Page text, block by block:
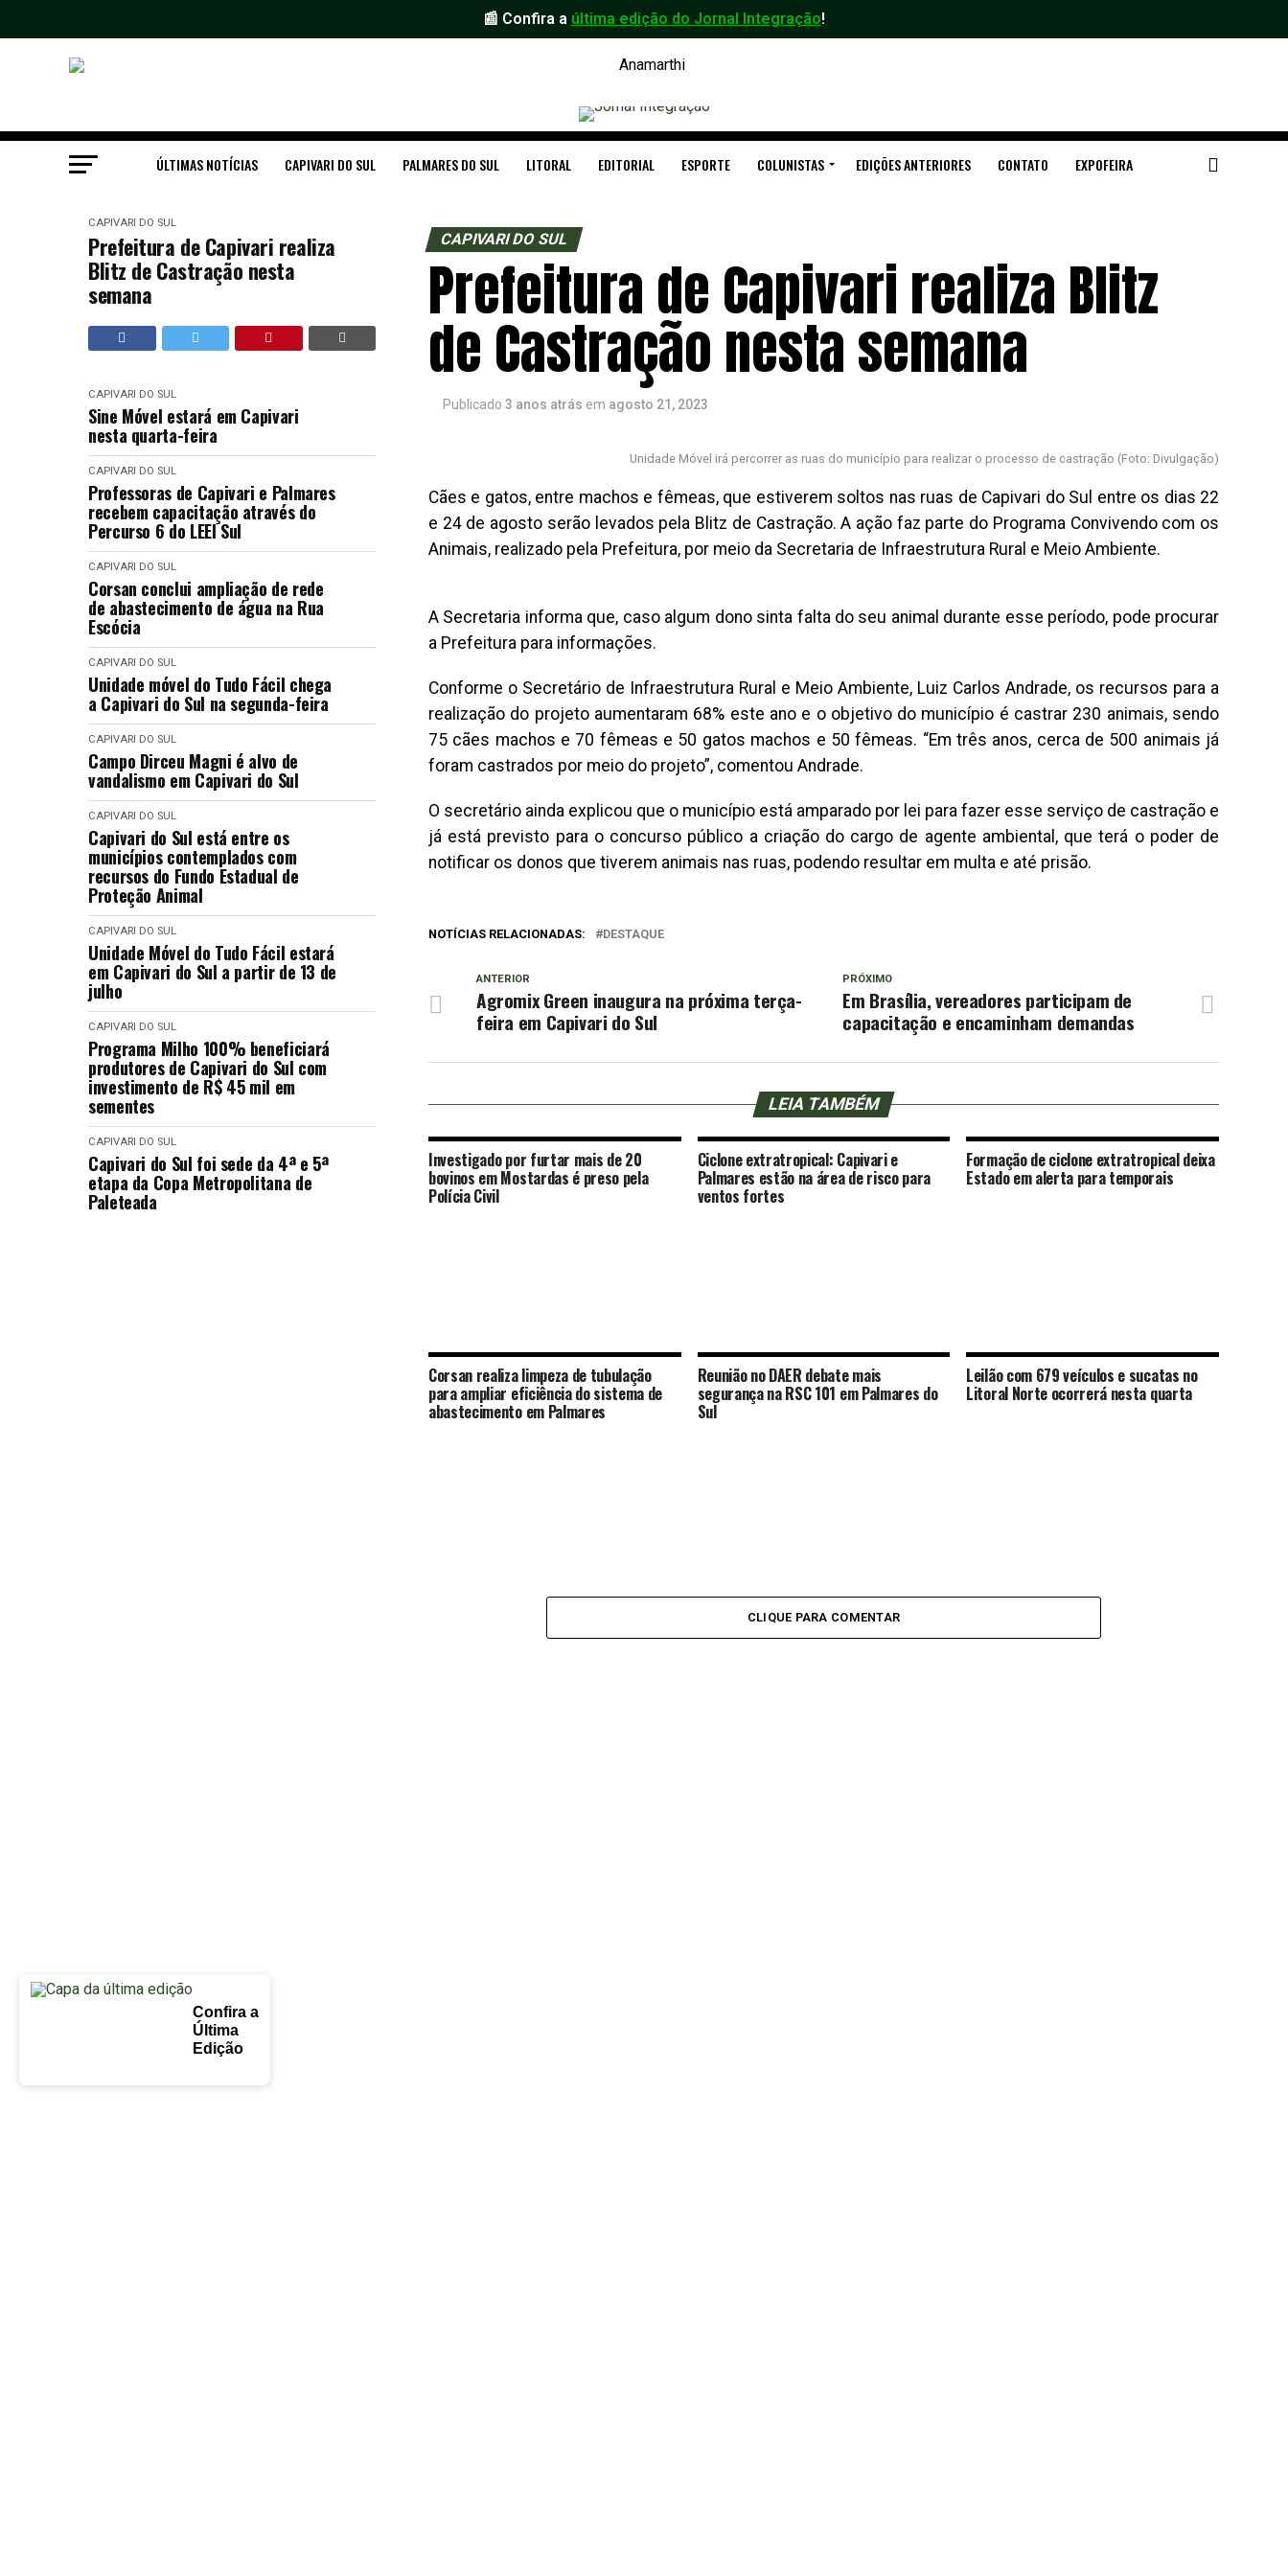
📰 Confira a última edição do Jornal Integração!
ÚLTIMAS NOTÍCIAS CAPIVARI DO SUL PALMARES DO SUL LITORAL EDITORIAL ESPORTE COLUNISTAS EDIÇÕES ANTERIORES CONTATO EXPOFEIRA
CAPIVARI DO SUL
Prefeitura de Capivari realiza
Blitz de Castração nesta
semana
CAPIVARI DO SUL
Sine Móvel estará em Capivari
nesta quarta-feira
CAPIVARI DO SUL
Professoras de Capivari e Palmares
recebem capacitação através do
Percurso 6 do LEEI Sul
CAPIVARI DO SUL
Corsan conclui ampliação de rede
de abastecimento de água na Rua
Escócia
CAPIVARI DO SUL
Unidade móvel do Tudo Fácil chega
a Capivari do Sul na segunda-feira
CAPIVARI DO SUL
Campo Dirceu Magni é alvo de
vandalismo em Capivari do Sul
CAPIVARI DO SUL
Capivari do Sul está entre os
municípios contemplados com
recursos do Fundo Estadual de
Proteção Animal
CAPIVARI DO SUL
Unidade Móvel do Tudo Fácil estará
em Capivari do Sul a partir de 13 de
julho
CAPIVARI DO SUL
Programa Milho 100% beneficiará
produtores de Capivari do Sul com
investimento de R$ 45 mil em
sementes
CAPIVARI DO SUL
Capivari do Sul foi sede da 4ª e 5ª
etapa da Copa Metropolitana de
Paleteada
CAPIVARI DO SUL
Prefeitura de Capivari realiza Blitz
de Castração nesta semana
Publicado 3 anos atrás em agosto 21, 2023
Unidade Móvel irá percorrer as ruas do município para realizar o processo de castração (Foto: Divulgação)
Cães e gatos, entre machos e fêmeas, que estiverem soltos nas ruas de Capivari do Sul entre os dias 22
e 24 de agosto serão levados pela Blitz de Castração. A ação faz parte do Programa Convivendo com os
Animais, realizado pela Prefeitura, por meio da Secretaria de Infraestrutura Rural e Meio Ambiente.
A Secretaria informa que, caso algum dono sinta falta do seu animal durante esse período, pode procurar
a Prefeitura para informações.
Conforme o Secretário de Infraestrutura Rural e Meio Ambiente, Luiz Carlos Andrade, os recursos para a
realização do projeto aumentaram 68% este ano e o objetivo do município é castrar 230 animais, sendo
75 cães machos e 70 fêmeas e 50 gatos machos e 50 fêmeas. “Em três anos, cerca de 500 animais já
foram castrados por meio do projeto”, comentou Andrade.
O secretário ainda explicou que o município está amparado por lei para fazer esse serviço de castração e
já está previsto para o concurso público a criação do cargo de agente ambiental, que terá o poder de
notificar os donos que tiverem animais nas ruas, podendo resultar em multa e até prisão.
NOTÍCIAS RELACIONADAS: DESTAQUE
PRÓXIMO
Em Brasília, vereadores participam de
capacitação e encaminham demandas
ANTERIOR
Agromix Green inaugura na próxima terça-
feira em Capivari do Sul
LEIA TAMBÉM
Investigado por furtar mais de 20
bovinos em Mostardas é preso pela
Polícia Civil
Ciclone extratropical: Capivari e
Palmares estão na área de risco para
ventos fortes
Formação de ciclone extratropical deixa
Estado em alerta para temporais
Corsan realiza limpeza de tubulação
para ampliar eficiência do sistema de
abastecimento em Palmares
Reunião no DAER debate mais
segurança na RSC 101 em Palmares do
Sul
Leilão com 679 veículos e sucatas no
Litoral Norte ocorrerá nesta quarta
CLIQUE PARA COMENTAR
Confira a
Última
Edição